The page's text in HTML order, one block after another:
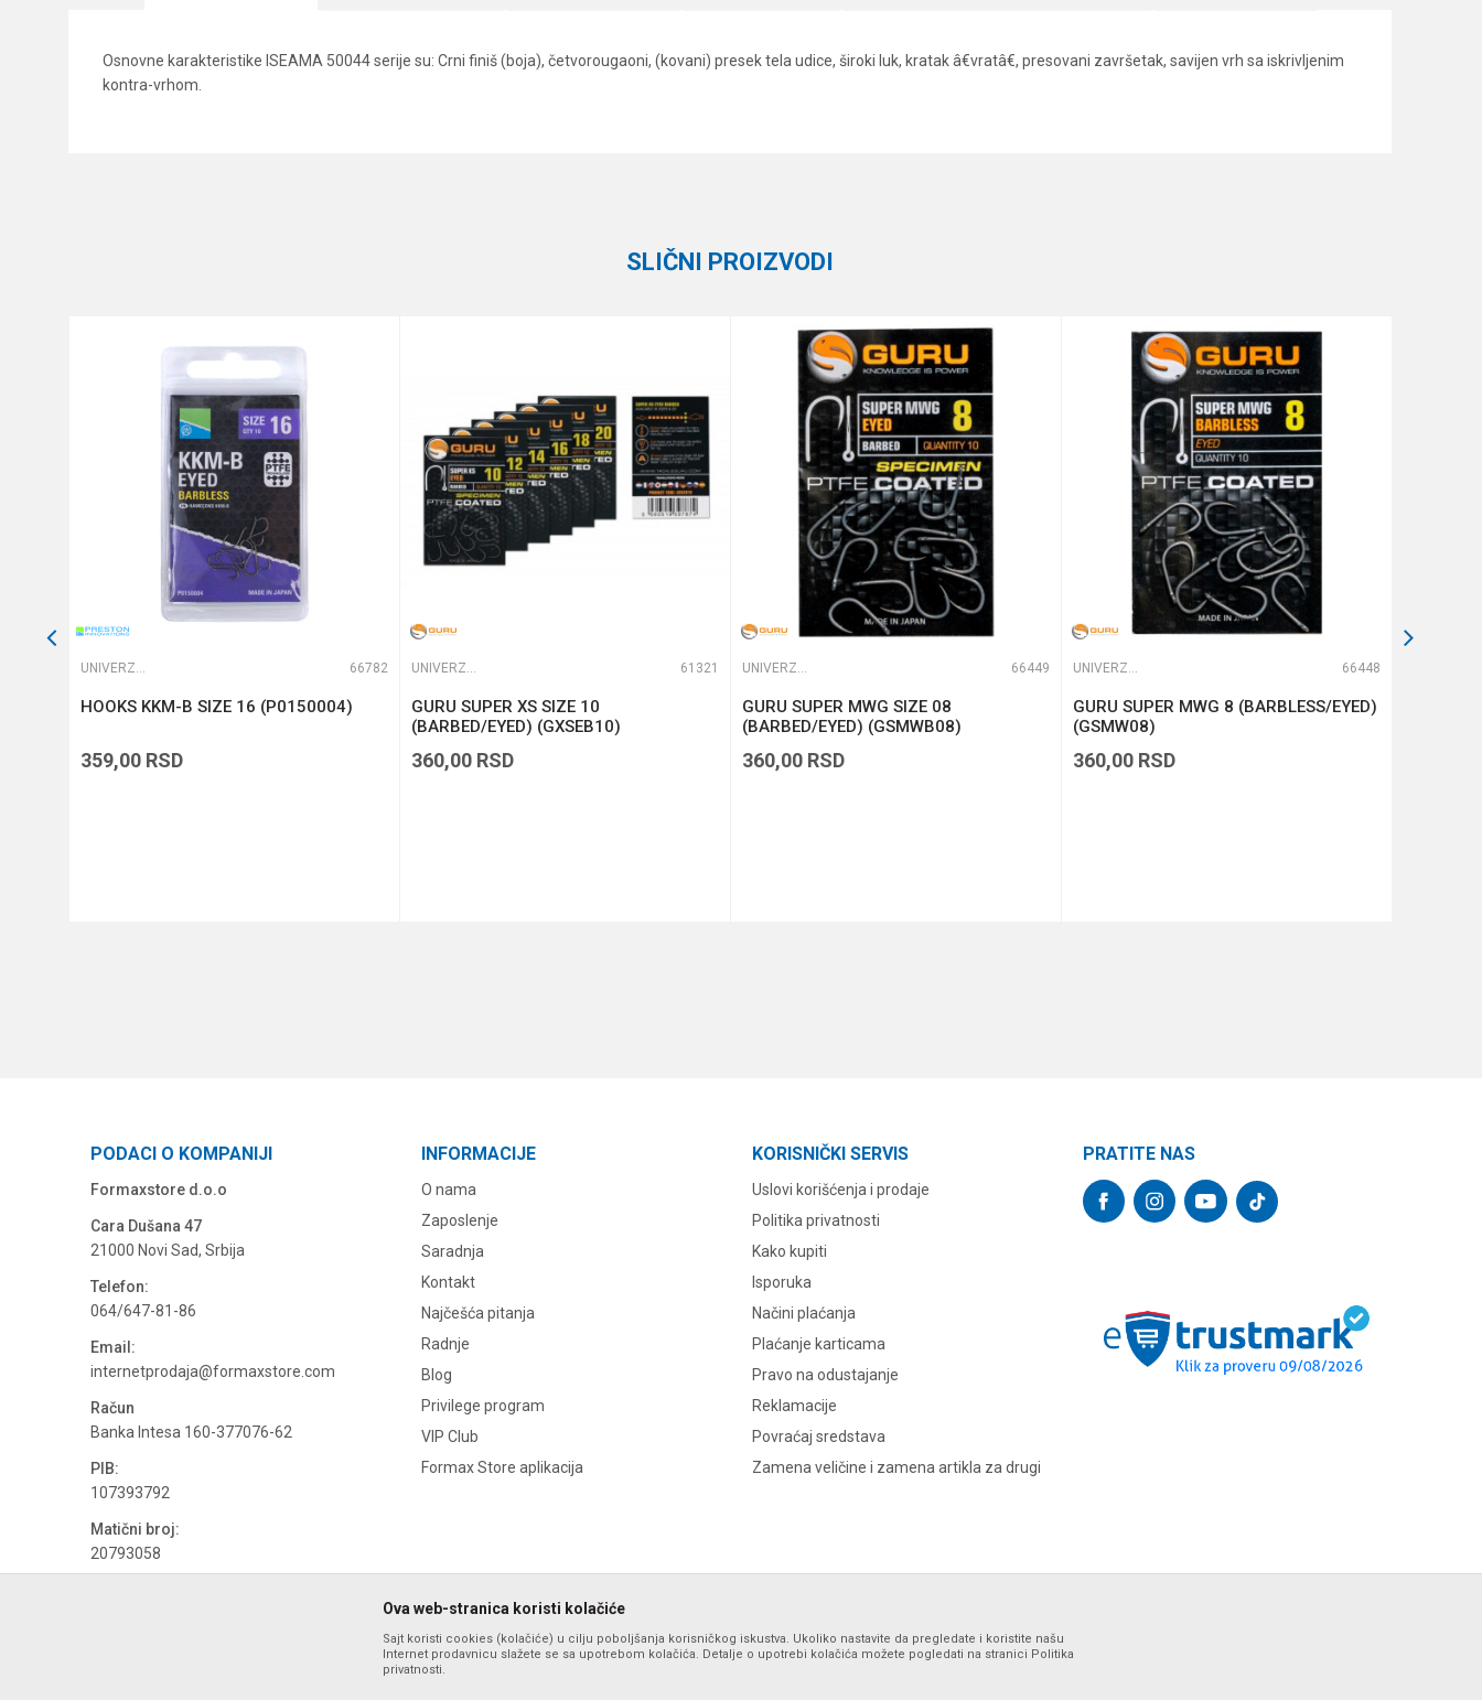
Osnovne karakteristike ISEAMA 50044 serije su: Crni finiš (boja), četvorougaoni, (kovani) presek tela udice, široki luk, kratak â€vratâ€, presovani završetak, savijen vrh sa iskrivljenim
kontra-vrhom.
14
SLIČNI PROIZVODI
UNIVERZALNE UDICE 66782
HOOKS KKM-B SIZE 16 (P0150004)
359,00 RSD
UNIVERZALNE UDICE 61321
GURU SUPER XS SIZE 10
(BARBED/EYED) (GXSEB10)
360,00 RSD
UNIVERZALNE UDICE 66449
GURU SUPER MWG SIZE 08
(BARBED/EYED) (GSMWB08)
360,00 RSD
UNIVERZALNE UDICE 66448
GURU SUPER MWG 8 (BARBLESS/EYED)
(GSMW08)
360,00 RSD
PODACI O KOMPANIJI
Formaxstore d.o.o
Cara Dušana 47
21000 Novi Sad, Srbija
Telefon:
064/647-81-86
Email:
internetprodaja@formaxstore.com
Račun
Banka Intesa 160-377076-62
PIB:
107393792
Matični broj:
20793058
INFORMACIJE
O nama
Zaposlenje
Saradnja
Kontakt
Najčešća pitanja
Radnje
Blog
Privilege program
VIP Club
Formax Store aplikacija
KORISNIČKI SERVIS
Uslovi korišćenja i prodaje
Politika privatnosti
Kako kupiti
Isporuka
Načini plaćanja
Plaćanje karticama
Pravo na odustajanje
Reklamacije
Povraćaj sredstava
Zamena veličine i zamena artikla za drugi
PRATITE NAS
Ova web-stranica koristi kolačiće
Sajt koristi cookies (kolačiće) u cilju poboljšanja korisničkog iskustva. Ukoliko nastavite da pregledate i koristite našu
Internet prodavnicu slažete se sa upotrebom kolačića. Detalje o upotrebi kolačića možete pogledati na stranici Politika
privatnosti.